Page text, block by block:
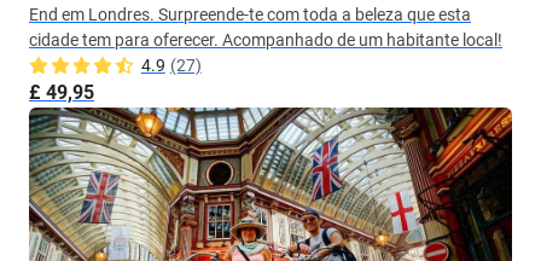
End em Londres. Surpreende-te com toda a beleza que esta
cidade tem para oferecer. Acompanhado de um habitante local!
4.9 (27)
£ 49,95